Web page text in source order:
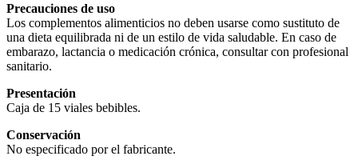
Precauciones de uso
Los complementos alimenticios no deben usarse como sustituto de
una dieta equilibrada ni de un estilo de vida saludable. En caso de
embarazo, lactancia o medicación crónica, consultar con profesional
sanitario.
Presentación
Caja de 15 viales bebibles.
Conservación
No especificado por el fabricante.